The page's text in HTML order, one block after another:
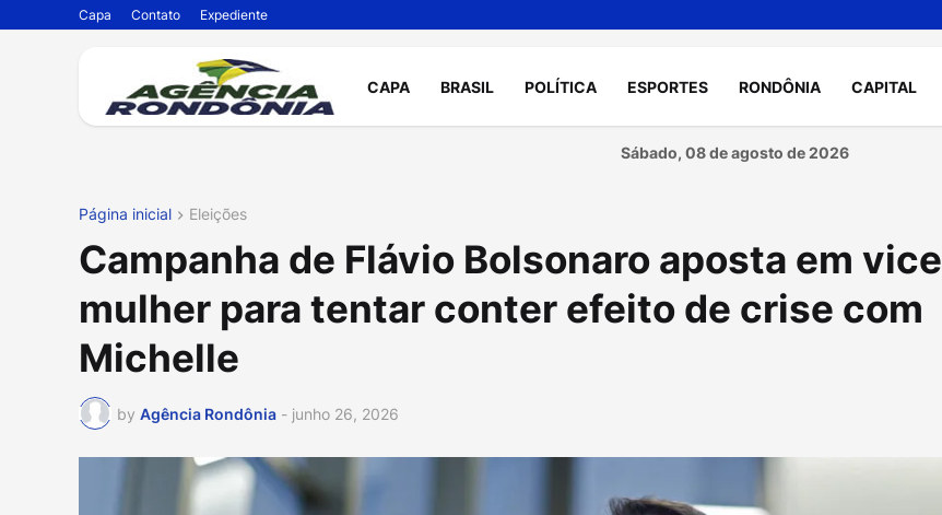
Capa Contato Expediente
CAPA BRASIL POLÍTICA ESPORTES RONDÔNIA CAPITAL
Sábado, 08 de agosto de 2026
Página inicial Eleições
Campanha de Flávio Bolsonaro aposta em vice
mulher para tentar conter efeito de crise com
Michelle
by Agência Rondônia - junho 26, 2026